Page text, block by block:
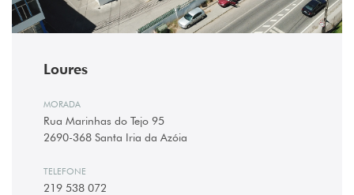
Loures
MORADA
Rua Marinhas do Tejo 95
2690-368 Santa Iria da Azóia
TELEFONE
219 538 072